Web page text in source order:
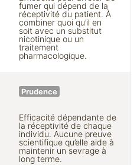
fumer qui dépend de la
réceptivité du patient. À
combiner quoi qu’il en
soit avec un substitut
nicotinique ou un
traitement
pharmacologique.
Prudence
Efficacité dépendante de
la réceptivité de chaque
individu. Aucune preuve
scientifique qu’elle aide à
maintenir un sevrage à
long terme.